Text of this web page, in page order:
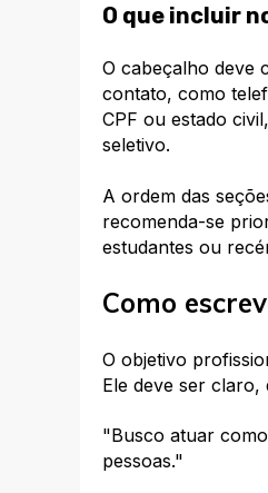
O que incluir
O cabeçalho deve
contato, como
CPF ou estado
seletivo.
A ordem das
recomenda-se
estudantes ou
Como
O objetivo
Ele deve ser claro,
"Busco atuar
pessoas."